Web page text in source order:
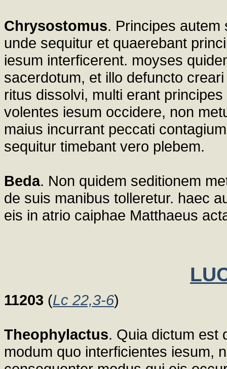
Chrysostomus. Principes
unde sequitur et quaerebant
iesum interficerent. moyses
sacerdotum, et illo defuncto
ritus dissolvi, multi erant
volentes iesum occidere, non
maius incurrant peccati
sequitur timebant vero plebem.
Beda. Non quidem seditionem
de suis manibus tolleretur. haec
eis in atrio caiphae Matthaeus
11203 (Lc 22,3-6)
Theophylactus. Quia dictum est
modum quo interficientes iesum,